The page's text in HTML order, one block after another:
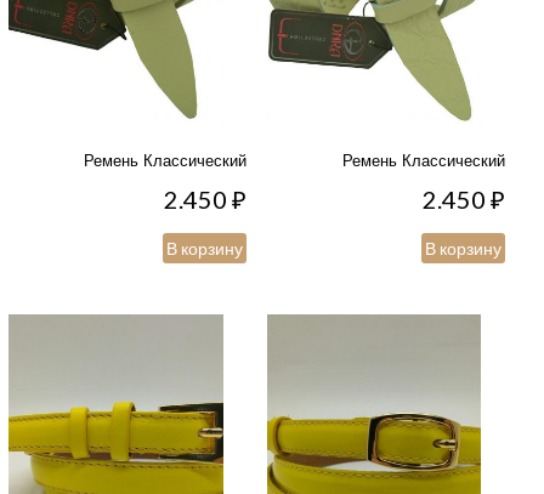
Ремень Классический
2.450₽
В корзину
Ремень Классический
2.450₽
В корзину